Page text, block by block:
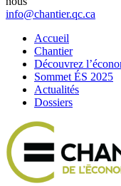
info@chantier.qc.ca
Accueil
Chantier
Découvrez
Sommet ÉS 2025
Actualités
Dossiers